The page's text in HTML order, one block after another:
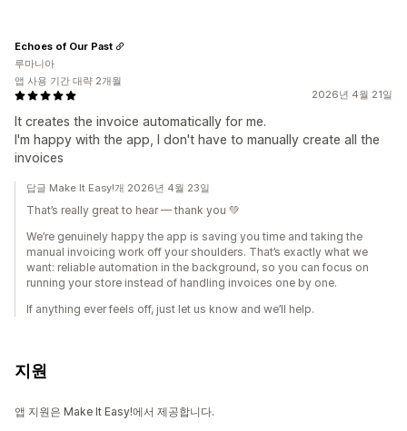
2026년 4월 21일
It creates the invoice automatically for me.
I'm happy with the app, I don't have to manually create all the
invoices
Echoes of Our Past
루마니아
앱 사용 기간 대략 2개월
답글 Make It Easy!개 2026년 4월 23일
That’s really great to hear — thank you 💚
We’re genuinely happy the app is saving you time and taking the
manual invoicing work off your shoulders. That’s exactly what we
want: reliable automation in the background, so you can focus on
running your store instead of handling invoices one by one.
If anything ever feels off, just let us know and we’ll help.
지원
앱 지원은 Make It Easy!에서 제공합니다.